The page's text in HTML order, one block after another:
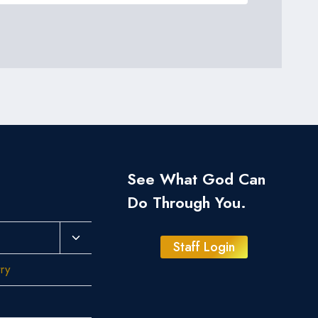
Toggle
Child
See What God Can
Do Through You.
Staff Login